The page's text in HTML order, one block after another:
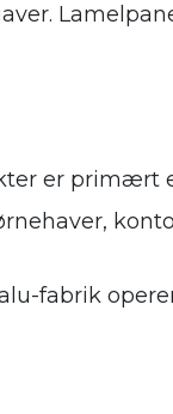
er primært
fabrik